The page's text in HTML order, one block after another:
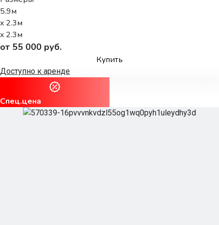
5.9м
x 2.3м
x 2.3м
от 55 000 руб.
Купить
Доступно к аренде
Спец.цена